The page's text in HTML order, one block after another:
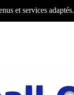
et services adaptés.